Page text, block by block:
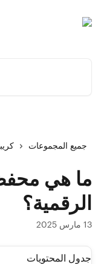
جميع المجموعات
ما هي
الرقمية؟
13 مارس 2025
جدول المحتويات